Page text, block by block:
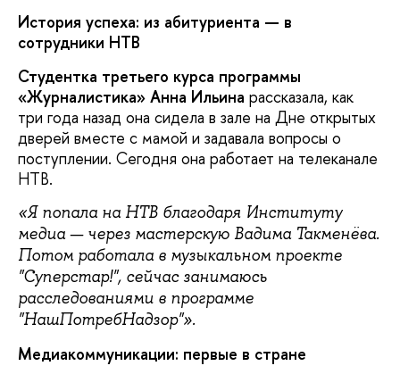
История успеха: из абитуриента — в
сотрудники НТВ
Студентка третьего курса программы
«Журналистика» Анна Ильина рассказала, как
три года назад она сидела в зале на Дне открытых
дверей вместе с мамой и задавала вопросы о
поступлении. Сегодня она работает на телеканале
НТВ.
«Я попала на НТВ благодаря Институту
медиа — через мастерскую Вадима Такменёва.
Потом работала в музыкальном проекте
"Суперстар!", сейчас занимаюсь
расследованиями в программе
"НашПотребНадзор"».
Медиакоммуникации: первые в стране